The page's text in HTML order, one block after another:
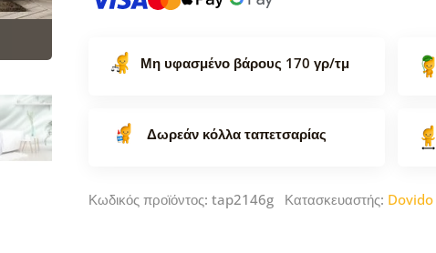
Μη υφασμένο βάρους 170 γρ/τμ
Δωρεάν κόλλα ταπετσαρίας
Κωδικός προϊόντος: tap2146g Κατασκευαστής: Dovido